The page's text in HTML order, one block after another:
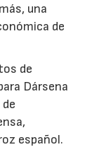
una
de
de
Dársena
español.